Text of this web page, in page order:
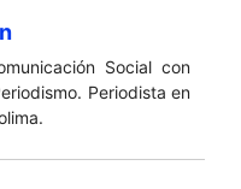
Social con
Periodista en